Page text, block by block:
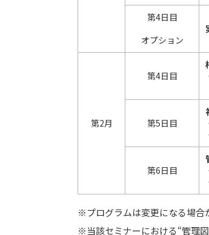
第4日目
オプション
第2月
第4日目
第5日目
第6日目
※プログラムは変更になる場合
※当該セミナーにおける“管理